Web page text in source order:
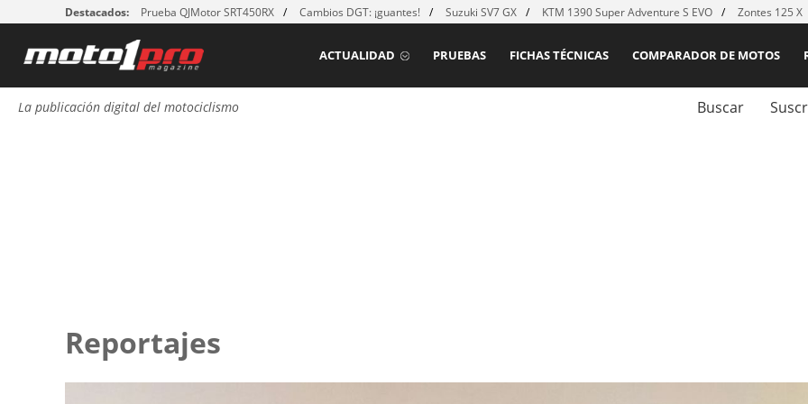
Destacados: Prueba QJMotor SRT450RX Cambios DGT: ¡guantes! Suzuki SV7 GX KTM 1390 Super Adventure S EVO Zontes 125 X
COMPARADOR DE MOTOS
FICHAS TÉCNICAS
PRUEBAS
ACTUALIDAD
La publicación digital del motociclismo Buscar
Reportajes